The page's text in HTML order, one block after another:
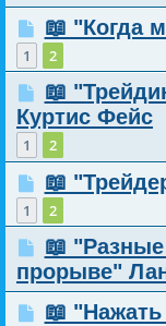
📖 "Когда
1 2
📖
Куртис Фейс
1 2
📖
1 2
📖
прорыве"
📖